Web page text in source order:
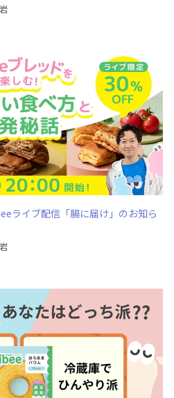
ライブ配信「腸に届け」のお知ら